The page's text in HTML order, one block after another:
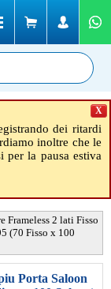
dei ritardi
inoltre che le
per la pausa estiva
X
Frameless 2 lati Fisso
(70 Fisso x 100
Porta Saloon